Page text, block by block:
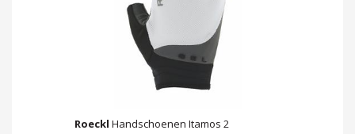
Roeckl Handschoenen Itamos 2